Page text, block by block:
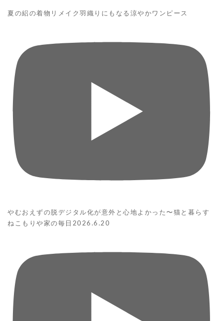
夏の絽の着物リメイク羽織りにもなる涼やかワンピース
やむおえずの脱デジタル化が意外と心地よかった〜猫と暮らす
ねこもりや家の毎日2026.6.20